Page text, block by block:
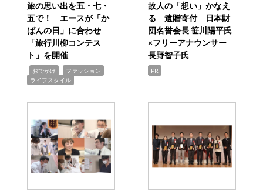
旅の思い出を五・七・
五で！ エースが「か
ばんの日」に合わせ
「旅行川柳コンテス
ト」を開催
おでかけ ファッション
ライフスタイル
故人の「想い」かなえ
る 遺贈寄付 日本財
団名誉会長 笹川陽平氏
×フリーアナウンサー
長野智子氏
PR